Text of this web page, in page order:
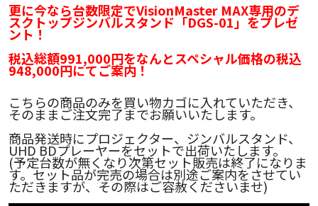
更に今なら台数限定でVisionMaster MAX専用のデ
スクトップジンバルスタンド「DGS-01」をプレゼ
ント！
税込総額991,000円をなんとスペシャル価格の税込
948,000円にてご案内！
こちらの商品のみを買い物カゴに入れていただき、
そのままご注文完了までお願いいたします。
商品発送時にプロジェクター、ジンバルスタンド、
UHD BDプレーヤーをセットで出荷いたします。
(予定台数が無くなり次第セット販売は終了になりま
す。セット品が完売の場合は別途ご案内をさせてい
ただきますが、その際はご容赦くださいませ)